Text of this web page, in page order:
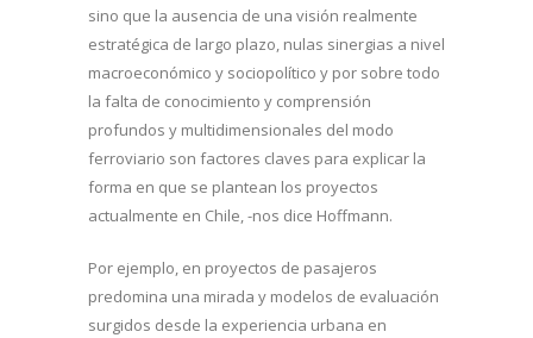
sino que la ausencia de una visión realmente
estratégica de largo plazo, nulas sinergias a nivel
macroeconómico y sociopolítico y por sobre todo
la falta de conocimiento y comprensión
profundos y multidimensionales del modo
ferroviario son factores claves para explicar la
forma en que se plantean los proyectos
actualmente en Chile, -nos dice Hoffmann.
Por ejemplo, en proyectos de pasajeros
predomina una mirada y modelos de evaluación
surgidos desde la experiencia urbana en